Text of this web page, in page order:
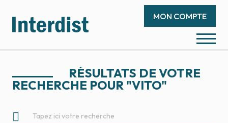
MON COMPTE
RÉSULTATS DE VOTRE
RECHERCHE POUR "VITO"